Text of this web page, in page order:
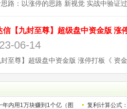
06-14
内用1万块赚到1个亿（图
复利计算公式